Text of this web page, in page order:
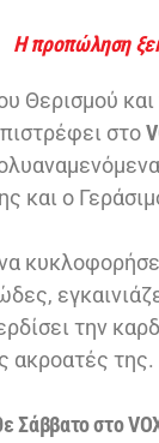
Η προπώληση
Θερισμού
στο
και ο
την
ακροατές της.
Σάββατο στο